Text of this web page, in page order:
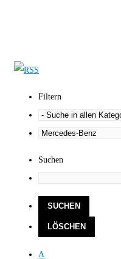
Filtern
Suchen
A